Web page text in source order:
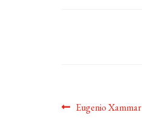
Navegación
Anterior:
Eugenio Xammar